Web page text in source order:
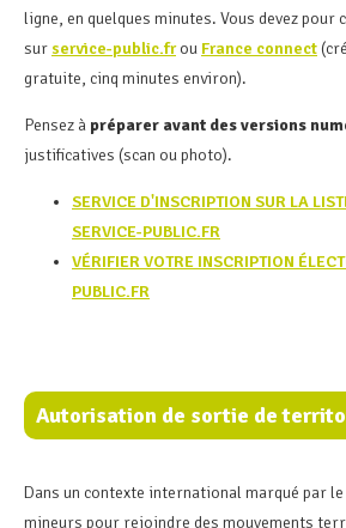
ligne, en quelques minutes. Vous devez pour
sur service-public.frou France connect
gratuite, cinq minutes environ).
Pensez à préparer avant des versions
justificatives (scan ou photo).
SERVICE D'INSCRIPTION SUR LA
SERVICE-PUBLIC.FR
VÉRIFIER VOTRE INSCRIPTION
PUBLIC.FR
Autorisation de sortie de
Dans un contexte international marqué par
mineurs pour rejoindre des mouvements